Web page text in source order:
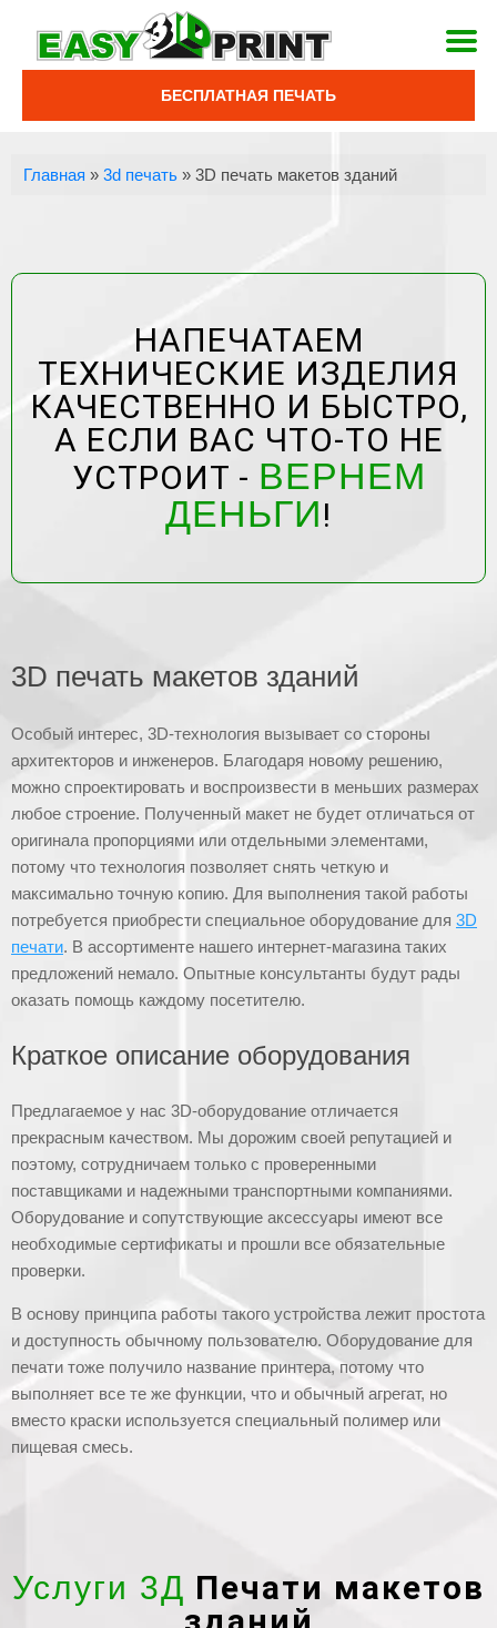
БЕСПЛАТНАЯ ПЕЧАТЬ
Главная »3d печать »3D печать макетов зданий
НАПЕЧАТАЕМ
ТЕХНИЧЕСКИЕ ИЗДЕЛИЯ
КАЧЕСТВЕННО И БЫСТРО,
А ЕСЛИ ВАС ЧТО-ТО НЕ
УСТРОИТ - ВЕРНЕМ
ДЕНЬГИ!
3D печать макетов зданий
Особый интерес, 3D-технология вызывает со стороны
архитекторов и инженеров. Благодаря новому решению,
можно спроектировать и воспроизвести в меньших размерах
любое строение. Полученный макет не будет отличаться от
оригинала пропорциями или отдельными элементами,
потому что технология позволяет снять четкую и
максимально точную копию. Для выполнения такой работы
потребуется приобрести специальное оборудование для 3D
печати. В ассортименте нашего интернет-магазина таких
предложений немало. Опытные консультанты будут рады
оказать помощь каждому посетителю.
Краткое описание оборудования
Предлагаемое у нас 3D-оборудование отличается
прекрасным качеством. Мы дорожим своей репутацией и
поэтому, сотрудничаем только с проверенными
поставщиками и надежными транспортными компаниями.
Оборудование и сопутствующие аксессуары имеют все
необходимые сертификаты и прошли все обязательные
проверки.
В основу принципа работы такого устройства лежит простота
и доступность обычному пользователю. Оборудование для
печати тоже получило название принтера, потому что
выполняет все те же функции, что и обычный агрегат, но
вместо краски используется специальный полимер или
пищевая смесь.
Услуги 3Д Печати макетов